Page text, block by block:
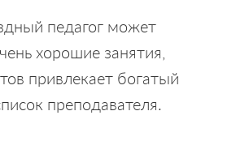
педагог может
хорошие занятия,
привлекает богатый
преподавателя.